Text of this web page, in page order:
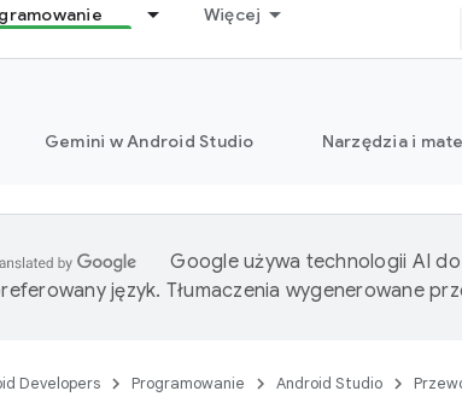
Więcej
Gemini w Android Studio Narzędzia i
Google używa technologii AI
język. Tłumaczenia wygenerowane
Developers Programowanie Android Studio